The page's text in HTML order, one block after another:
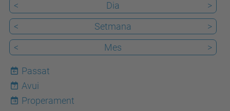
< Dia
>
<
Setmana
>
<
Mes >
Passat
7
Avui
Properament